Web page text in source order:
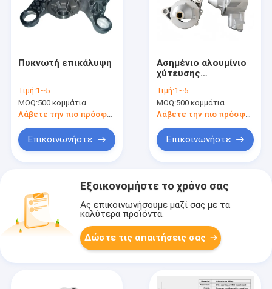
Πυκνωτή επικάλυψη
Τιμή:1~5
MOQ:500 κομμάτια
Λάβετε την πιο πρόσφατη τιμή
Επικοινωνήστε
Ασημένιο αλουμίνιο
χύτευσης
Τιμή:1~5
MOQ:500 κομμάτια
Λάβετε την πιο πρόσφατη τιμή
Επικοινωνήστε
Εξοικονομήστε το χρόνο σας
Ας επικοινωνήσουμε μαζί σας με τα
καλύτερα προϊόντα.
Δώστε τις απαιτήσεις σας